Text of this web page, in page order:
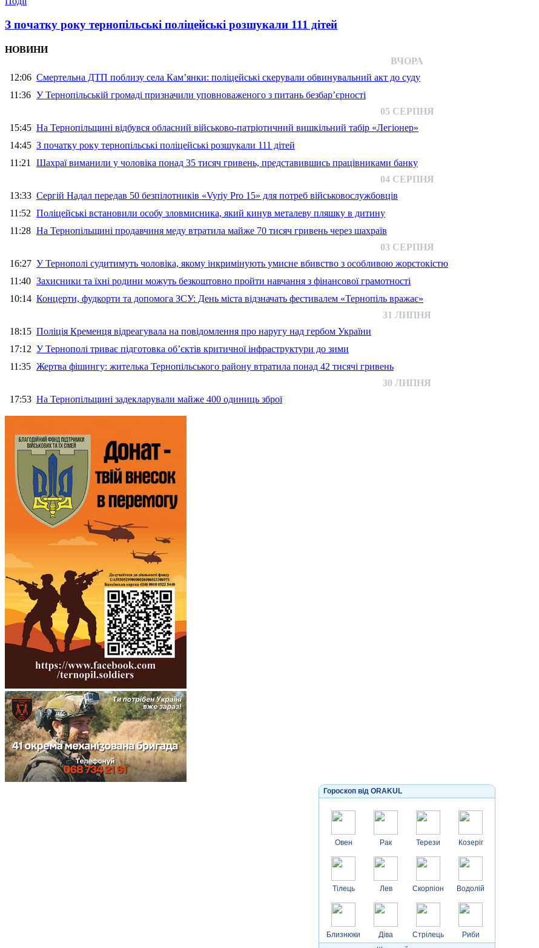
З початку року тернопільські поліцейські розшукали 111 дітей
НОВИНИ
ВЧОРА
12:06 Смертельна ДТП поблизу села Кам’янки: поліцейські скерували обвинувальний акт до суду
11:36 У Тернопільській громаді призначили уповноваженого з питань безбар’єрності
05 СЕРПНЯ
15:45 На Тернопільщині відбувся обласний військово-патріотичний вишкільний табір «Легіонер»
14:45 З початку року тернопільські поліцейські розшукали 111 дітей
11:21 Шахраї виманили у чоловіка понад 35 тисяч гривень, представившись працівниками банку
04 СЕРПНЯ
13:33 Сергій Надал передав 50 безпілотників «Vyriy Pro 15» для потреб військовослужбовців
11:52 Поліцейські встановили особу зловмисника, який кинув металеву пляшку в дитину
11:28 На Тернопільщині продавчиня меду втратила майже 70 тисяч гривень через шахраїв
03 СЕРПНЯ
16:27 У Тернополі судитимуть чоловіка, якому інкримінують умисне вбивство з особливою жорстокістю
11:40 Захисники та їхні родини можуть безкоштовно пройти навчання з фінансової грамотності
10:14 Концерти, фудкорти та допомога ЗСУ: День міста відзначать фестивалем «Тернопіль вражає»
31 ЛИПНЯ
18:15 Поліція Кременця відреагувала на повідомлення про наругу над гербом України
17:12 У Тернополі триває підготовка об’єктів критичної інфраструктури до зими
11:35 Жертва фішингу: жителька Тернопільського району втратила понад 42 тисячі гривень
30 ЛИПНЯ
17:53 На Тернопільщині задекларували майже 400 одиниць зброї
Гороскоп від ORAKUL
Овен
Тілець
Близнюки
Рак
Лев
Діва
Терези
Скорпіон
Стрілець
Козеріг
Водолій
Риби